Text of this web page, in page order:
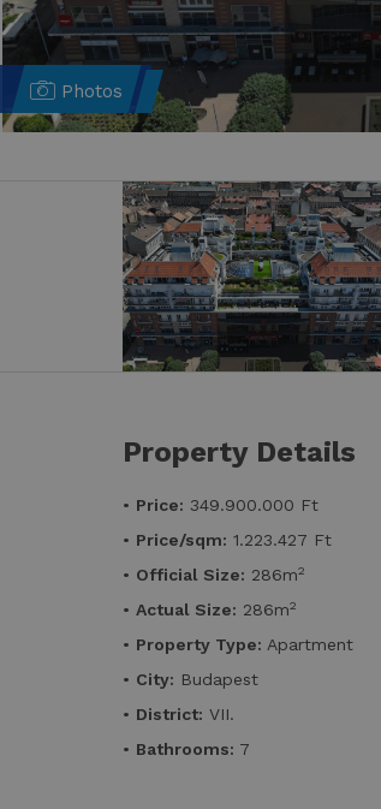
Photos
Property Details
• Price: 349.900.000 Ft
• Price/sqm: 1.223.427 Ft
• Official Size: 286m2
• Actual Size: 286m2
• Property Type: Apartment
• City: Budapest
• District: VII.
• Bathrooms: 7